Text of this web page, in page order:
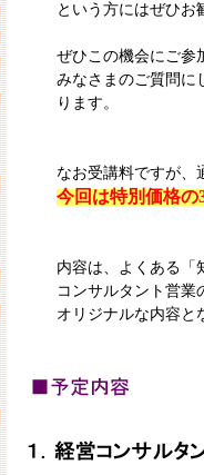
という方にはぜひお
ぜひこの機会にご参
みなさまのご質問に
ります。
なお受講料ですが、
今回は特別価格の
内容は、よくある「
コンサルタント営業
オリジナルな内容と